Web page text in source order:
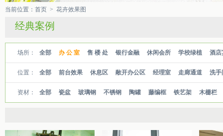
当前位置： 首页 > 花卉效果图
经典案例
全部 办 公 室 售 楼 处 银行金融 休闲会所 学校绿植 酒店
场所：
全部 前台效果 休息区 敞开办公区 经理室 走廊通道 洗手
位置：
全部 瓷盆 玻璃钢 不锈钢 陶罐 藤编框 铁艺架 木栅栏
资材：